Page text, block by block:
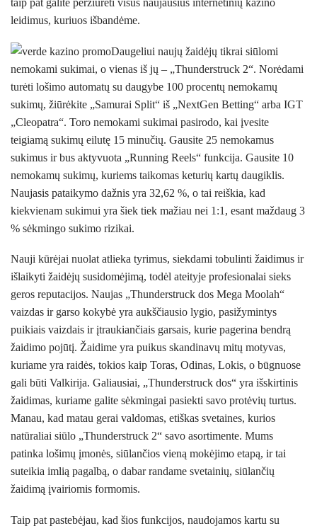
taip pat galite peržiūrėti visus naujausius internetinių kazino
leidimus, kuriuos išbandėme.
Daugeliui naujų žaidėjų tikrai siūlomi
nemokami sukimai, o vienas iš jų – „Thunderstruck 2“. Norėdami
turėti lošimo automatų su daugybe 100 procentų nemokamų
sukimų, žiūrėkite „Samurai Split“ iš „NextGen Betting“ arba IGT
„Cleopatra“. Toro nemokami sukimai pasirodo, kai įvesite
teigiamą sukimų eilutę 15 minučių. Gausite 25 nemokamus
sukimus ir bus aktyvuota „Running Reels“ funkcija. Gausite 10
nemokamų sukimų, kuriems taikomas keturių kartų daugiklis.
Naujasis pataikymo dažnis yra 32,62 %, o tai reiškia, kad
kiekvienam sukimui yra šiek tiek mažiau nei 1:1, esant maždaug 3
% sėkmingo sukimo rizikai.
Nauji kūrėjai nuolat atlieka tyrimus, siekdami tobulinti žaidimus ir
išlaikyti žaidėjų susidomėjimą, todėl ateityje profesionalai sieks
geros reputacijos. Naujas „Thunderstruck dos Mega Moolah“
vaizdas ir garso kokybė yra aukščiausio lygio, pasižymintys
puikiais vaizdais ir įtraukiančiais garsais, kurie pagerina bendrą
žaidimo pojūtį. Žaidime yra puikus skandinavų mitų motyvas,
kuriame yra raidės, tokios kaip Toras, Odinas, Lokis, o būgnuose
gali būti Valkirija. Galiausiai, „Thunderstruck dos“ yra išskirtinis
žaidimas, kuriame galite sėkmingai pasiekti savo protėvių turtus.
Manau, kad matau gerai valdomas, etiškas svetaines, kurios
natūraliai siūlo „Thunderstruck 2“ savo asortimente. Mums
patinka lošimų įmonės, siūlančios vieną mokėjimo etapą, ir tai
suteikia imlią pagalbą, o dabar randame svetainių, siūlančių
žaidimą įvairiomis formomis.
Taip pat pastebėjau, kad šios funkcijos, naudojamos kartu su